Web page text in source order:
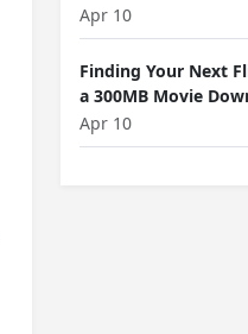
Apr 10
Finding Your Next
a 300MB Movie
Apr 10